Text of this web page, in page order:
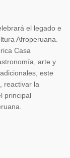
el legado e
Afroperuana.
Casa
arte y
este
reactivar la
principal